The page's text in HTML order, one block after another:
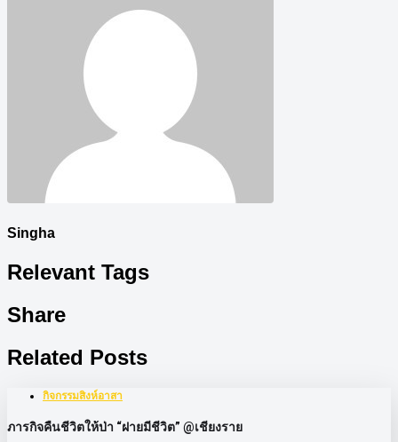
Singha
Relevant Tags
Share
Related Posts
กิจกรรมสิงห์อาสา
ภารกิจคืนชีวิตให้ป่า “ฝายมีชีวิต” @เชียงราย